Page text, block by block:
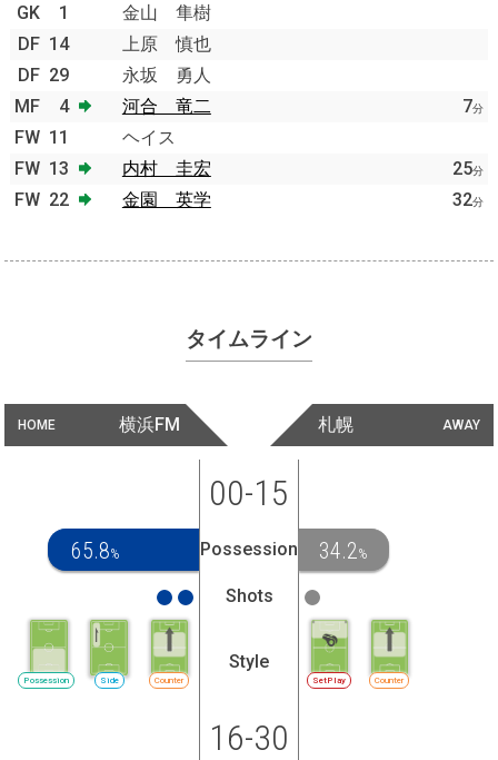
GK 1
金山 隼樹
DF 14
上原 慎也
DF 29
永坂 勇人
MF
4 河合 竜二 7分
FW 11
ヘイス
FW 13 内村 圭宏 25分
FW 22 金園 英学 32分
タイムライン
HOME 横浜FM AWAY
札幌
00-15
65.8% Possession 34.2%
Shots
Counter
Side
Possession
Style
SetPlay Counter
16-30